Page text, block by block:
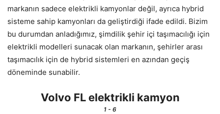
markanın sadece elektrikli kamyonlar değil, ayrıca hybrid
sisteme sahip kamyonları da geliştirdiği ifade edildi. Bizim
bu durumdan anladığımız, şimdilik şehir içi taşımacılığı için
elektrikli modelleri sunacak olan markanın, şehirler arası
taşımacılık için de hybrid sistemleri en azından geçiş
döneminde sunabilir.
Volvo FL elektrikli kamyon
1 - 6